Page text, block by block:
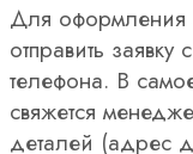
Для оформления
отправить
телефона. В
свяжется
деталей (адрес